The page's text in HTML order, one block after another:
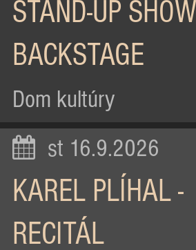
STAND-UP SHOW
BACKSTAGE
Dom kultúry
st 16.9.2026
KAREL PLÍHAL -
RECITÁL